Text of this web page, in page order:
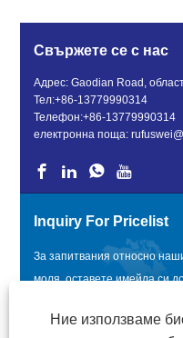
Свържете се с нас
Адрес: Gaodian Road,
Тел:+86-13779990314
Телефон:+86-13779990314
електронна поща:
Inquiry For Pricelist
За запитвания относно
моля, оставете имейла си
Ние използваме